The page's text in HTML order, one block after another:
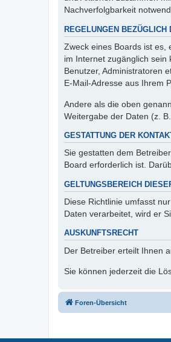
Nachverfolgbarkeit
REGELUNGEN BEZÜGLICH
Zweck eines Boards ist es,
im Internet zugänglich
Benutzer, Administratoren
E-Mail-Adresse aus Ihrem
Andere als die oben
Weitergabe der Daten (z.
GESTATTUNG DER
Sie gestatten dem
Board erforderlich ist.
GELTUNGSBEREICH
Diese Richtlinie umfasst
Daten verarbeitet, wird er
AUSKUNFTSRECHT
Der Betreiber erteilt Ihnen
Sie können jederzeit die
Foren-Übersicht